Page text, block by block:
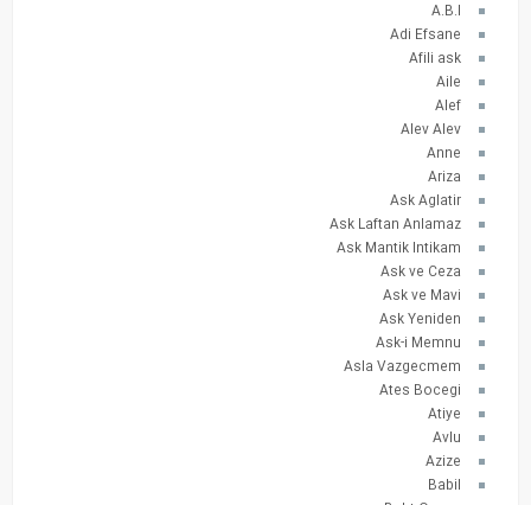
A.B.I
Adi Efsane
Afili ask
Aile
Alef
Alev Alev
Anne
Ariza
Ask Aglatir
Ask Laftan Anlamaz
Ask Mantik Intikam
Ask ve Ceza
Ask ve Mavi
Ask Yeniden
Ask-i Memnu
Asla Vazgecmem
Ates Bocegi
Atiye
Avlu
Azize
Babil